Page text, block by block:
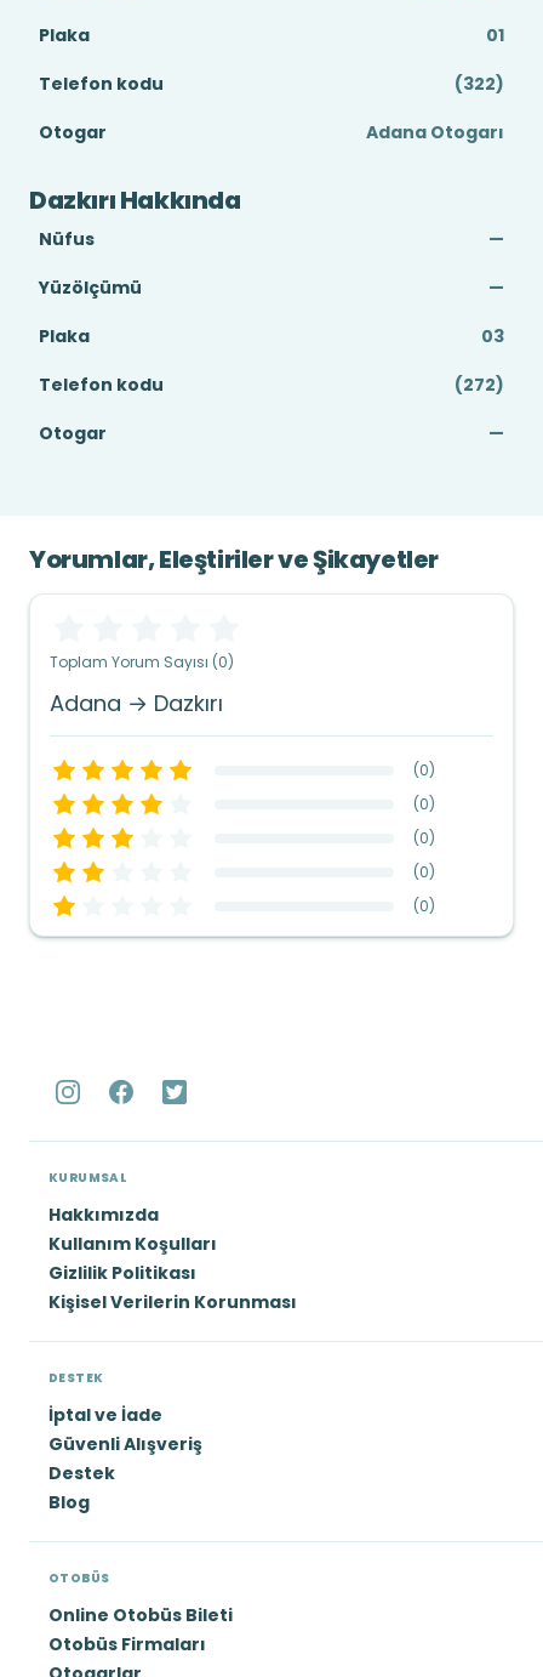
Plaka
01
Telefon kodu
(322)
Otogar
Adana Otogarı
Dazkırı Hakkında
Nüfus
—
Yüzölçümü
—
Plaka
03
Telefon kodu
(272)
Otogar
—
Yorumlar, Eleştiriler ve Şikayetler
Toplam Yorum Sayısı (0)
Adana → Dazkırı
(0)
(0)
(0)
(0)
(0)
KURUMSAL
Hakkımızda
Kullanım Koşulları
Gizlilik Politikası
Kişisel Verilerin Korunması
DESTEK
İptal ve İade
Güvenli Alışveriş
Destek
Blog
OTOBÜS
Online Otobüs Bileti
Otobüs Firmaları